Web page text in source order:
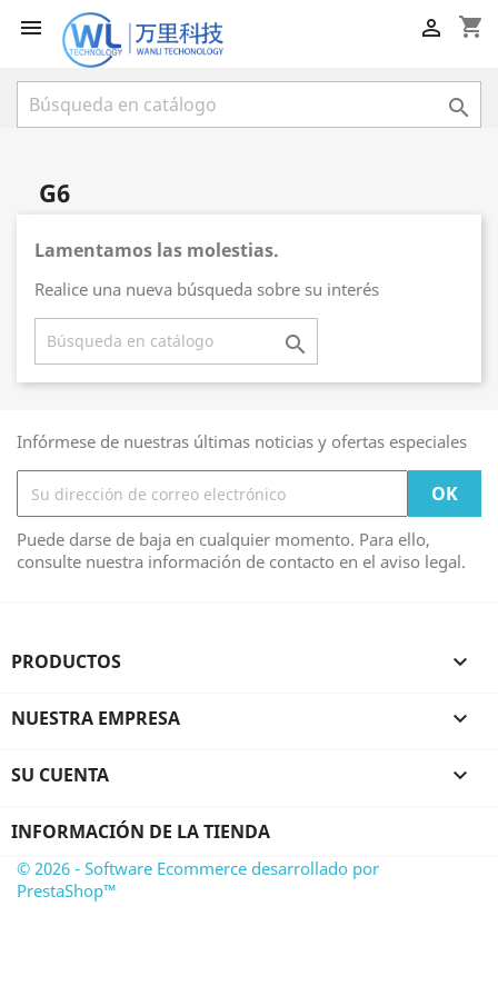
 shopping_cart


G6
Lamentamos las molestias.
Realice una nueva búsqueda sobre su interés

Infórmese de nuestras últimas noticias y ofertas especiales
Puede darse de baja en cualquier momento. Para ello,
consulte nuestra información de contacto en el aviso legal.
PRODUCTOS 
NUESTRA EMPRESA 
SU CUENTA 
INFORMACIÓN DE LA TIENDA
© 2026 - Software Ecommerce desarrollado por
PrestaShop™